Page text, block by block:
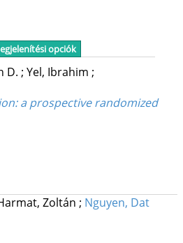
opciók
D. ; Yel, Ibrahim ;
a prospective randomized
Zoltán ; Nguyen, Dat